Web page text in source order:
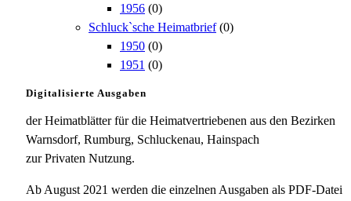
1956 (0)
Schluck`sche Heimatbrief (0)
1950 (0)
1951 (0)
Digitalisierte Ausgaben
der Heimatblätter für die Heimatvertriebenen aus den Bezirken
Warnsdorf, Rumburg, Schluckenau, Hainspach
zur Privaten Nutzung.
Ab August 2021 werden die einzelnen Ausgaben als PDF-Datei